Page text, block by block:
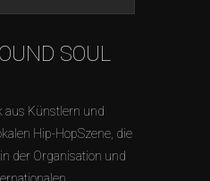
SOUL
aus Künstlern und
Hip-HopSzene, die
der Organisation und